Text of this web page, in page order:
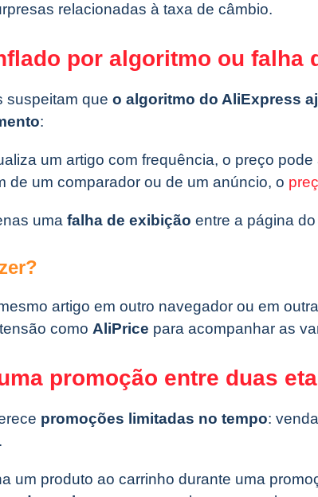
relacionadas à taxa de câmbio.
por algoritmo ou falha
suspeitam que o algoritmo do AliExpress
:
um artigo com frequência, o preço pode
de um comparador ou de um anúncio, o
uma falha de exibição entre a página
artigo em outro navegador ou em
como AliPrice para acompanhar as
promoção entre duas
promoções limitadas no tempo:
um produto ao carrinho durante uma